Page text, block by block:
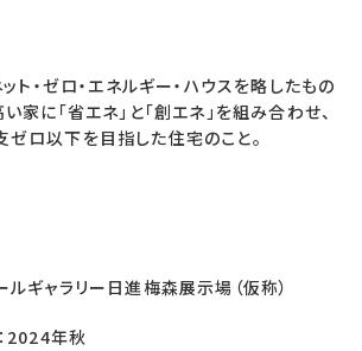
ト・ゼロ・エネルギー・ハウスを略したもの
い家に「省エネ」と「創エネ」を組み合わせ、
ロ以下を目指した住宅のこと。
ギャラリー日進梅森展示場（仮称）
2024年秋